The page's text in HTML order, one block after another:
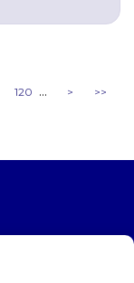
120 ... > >>